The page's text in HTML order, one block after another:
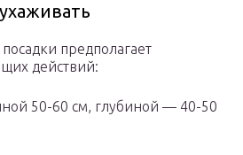
предполагает
действий:
50-60 см, глубиной — 40-50